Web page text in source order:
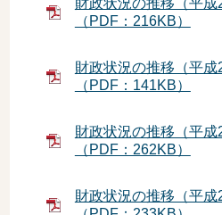
財政状況の推移（平成
（PDF：216KB）
財政状況の推移（平成
（PDF：141KB）
財政状況の推移（平成
（PDF：262KB）
財政状況の推移（平成